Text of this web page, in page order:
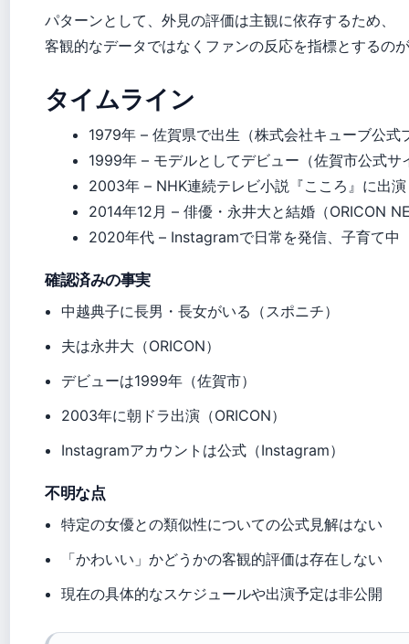
パターンとして、外見の評価は主観に依存するため、
客観的なデータではなくファンの反応を指標とするの
タイムライン
1979年 – 佐賀県で出生（株式会社キューブ公式
1999年 – モデルとしてデビュー（佐賀市公式サ
2003年 – NHK連続テレビ小説『こころ』に出
2014年12月 – 俳優・永井大と結婚（ORICON
2020年代 – Instagramで日常を発信、子育て中
確認済みの事実
中越典子に長男・長女がいる（スポニチ）
夫は永井大（ORICON）
デビューは1999年（佐賀市）
2003年に朝ドラ出演（ORICON）
Instagramアカウントは公式（Instagram）
不明な点
特定の女優との類似性についての公式見解はない
「かわいい」かどうかの客観的評価は存在しない
現在の具体的なスケジュールや出演予定は非公開